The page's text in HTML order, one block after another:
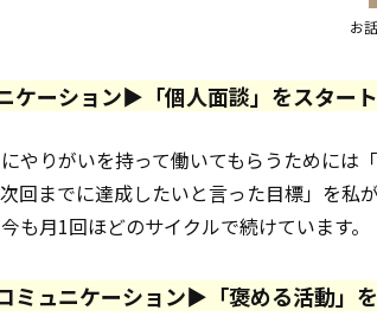
お
ケーション▶「個人面談」をスタート
やりがいを持って働いてもらうためには
回までに達成したいと言った目標」を
も月1回ほどのサイクルで続けています。
ミュニケーション▶「褒める活動」を